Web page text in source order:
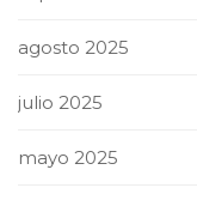
agosto 2025
julio 2025
mayo 2025